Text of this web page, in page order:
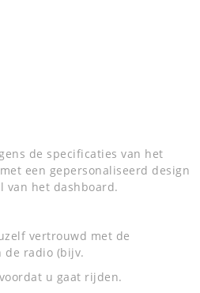
de specificaties van het
een gepersonaliseerd design
het dashboard.
vertrouwd met de
de radio (bijv.
u gaat rijden.